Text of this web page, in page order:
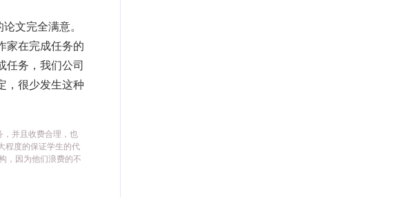
文完全满意。
家在完成任务的
任务，我们公司
，很少发生这种
，并且收费合理，也
程度的保证学生的代
，因为他们浪费的不